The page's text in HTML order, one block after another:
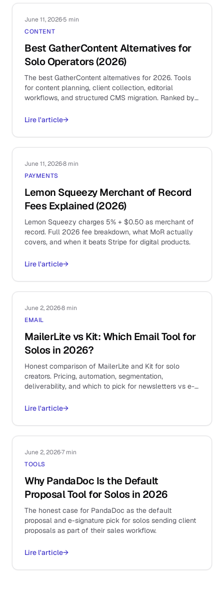
June 11, 2026·5 min
CONTENT
Best GatherContent Alternatives for
Solo Operators (2026)
The best GatherContent alternatives for 2026. Tools
for content planning, client collection, editorial
workflows, and structured CMS migration. Ranked by
Lire l'article→
June 11, 2026·8 min
PAYMENTS
Lemon Squeezy Merchant of Record
Fees Explained (2026)
Lemon Squeezy charges 5% + $0.50 as merchant of
record. Full 2026 fee breakdown, what MoR actually
covers, and when it beats Stripe for digital products.
Lire l'article→
June 2, 2026·8 min
EMAIL
MailerLite vs Kit: Which Email Tool for
Solos in 2026?
Honest comparison of MailerLite and Kit for solo
creators. Pricing, automation, segmentation,
deliverability, and which to pick for newsletters vs e-
Lire l'article→
June 2, 2026·7 min
TOOLS
Why PandaDoc Is the Default
Proposal Tool for Solos in 2026
The honest case for PandaDoc as the default
proposal and e-signature pick for solos sending client
proposals as part of their sales workflow.
Lire l'article→